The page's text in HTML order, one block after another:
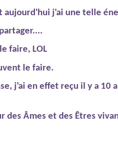
aujourd'hui j'ai une telle
faire, LOL
le faire.
j'ai en effet reçu il y a 10
des Âmes et des Êtres